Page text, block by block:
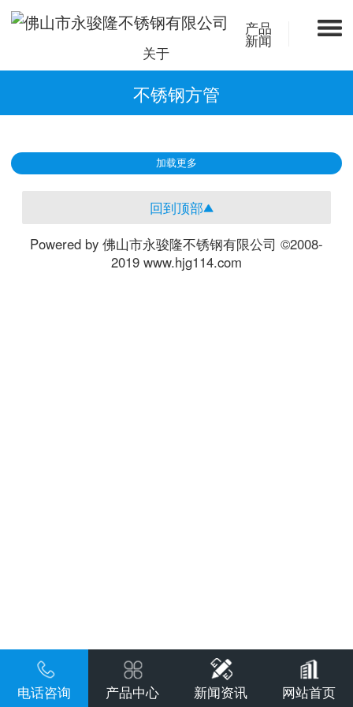
产品
新闻
关于
不锈钢方管
加载更多
回到顶部
Powered by 佛山市永骏隆不锈钢有限公司 ©2008-
2019 www.hjg114.com
电话咨询 产品中心 新闻资讯 网站首页